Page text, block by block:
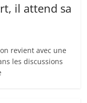
il attend sa
revient avec une
les discussions